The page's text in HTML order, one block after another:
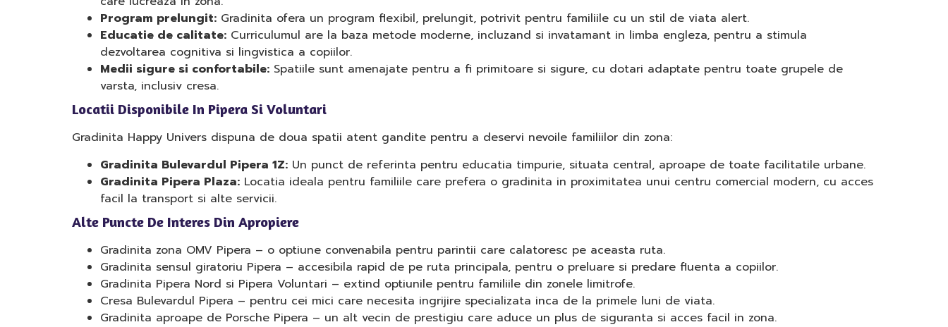
Program prelungit: Gradinita ofera un program flexibil, prelungit, potrivit pentru familiile cu un stil de viata alert.
Educatie de calitate: Curriculumul are la baza metode moderne, incluzand si invatamant in limba engleza, pentru a stimula
dezvoltarea cognitiva si lingvistica a copiilor.
Medii sigure si confortabile: Spatiile sunt amenajate pentru a fi primitoare si sigure, cu dotari adaptate pentru toate grupele de
varsta, inclusiv cresa.
Locatii Disponibile In Pipera Si Voluntari
Gradinita Happy Univers dispuna de doua spatii atent gandite pentru a deservi nevoile familiilor din zona:
Gradinita Bulevardul Pipera 1Z: Un punct de referinta pentru educatia timpurie, situata central, aproape de toate facilitatile urbane.
Gradinita Pipera Plaza: Locatia ideala pentru familiile care prefera o gradinita in proximitatea unui centru comercial modern, cu acces
facil la transport si alte servicii.
Alte Puncte De Interes Din Apropiere
Gradinita zona OMV Pipera – o optiune convenabila pentru parintii care calatoresc pe aceasta ruta.
Gradinita sensul giratoriu Pipera – accesibila rapid de pe ruta principala, pentru o preluare si predare fluenta a copiilor.
Gradinita Pipera Nord si Pipera Voluntari – extind optiunile pentru familiile din zonele limitrofe.
Cresa Bulevardul Pipera – pentru cei mici care necesita ingrijire specializata inca de la primele luni de viata.
Gradinita aproape de Porsche Pipera – un alt vecin de prestigiu care aduce un plus de siguranta si acces facil in zona.